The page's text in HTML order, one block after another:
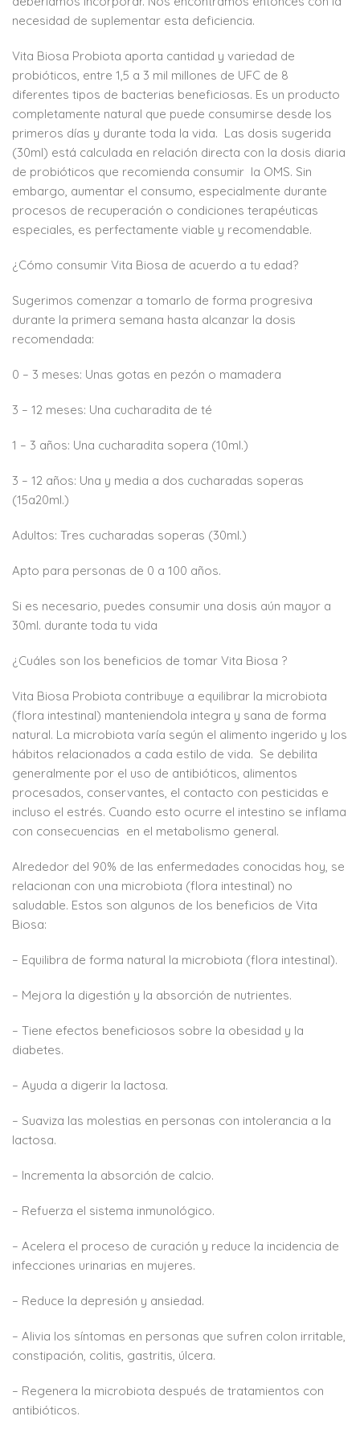
necesidad de suplementar esta deficiencia.
Vita Biosa Probiota aporta cantidad y variedad de
probióticos, entre 1,5 a 3 mil millones de UFC de 8
diferentes tipos de bacterias beneficiosas. Es un producto
completamente natural que puede consumirse desde los
primeros días y durante toda la vida. Las dosis sugerida
(30ml) está calculada en relación directa con la dosis diaria
de probióticos que recomienda consumir la OMS. Sin
embargo, aumentar el consumo, especialmente durante
procesos de recuperación o condiciones terapéuticas
especiales, es perfectamente viable y recomendable.
¿Cómo consumir Vita Biosa de acuerdo a tu edad?
Sugerimos comenzar a tomarlo de forma progresiva
durante la primera semana hasta alcanzar la dosis
recomendada:
0 – 3 meses: Unas gotas en pezón o mamadera
3 – 12 meses: Una cucharadita de té
1 – 3 años: Una cucharadita sopera (10ml.)
3 – 12 años: Una y media a dos cucharadas soperas
(15a20ml.)
Adultos: Tres cucharadas soperas (30ml.)
Apto para personas de 0 a 100 años.
Si es necesario, puedes consumir una dosis aún mayor a
30ml. durante toda tu vida
¿Cuáles son los beneficios de tomar Vita Biosa ?
Vita Biosa Probiota contribuye a equilibrar la microbiota
(flora intestinal) manteniendola integra y sana de forma
natural. La microbiota varía según el alimento ingerido y los
hábitos relacionados a cada estilo de vida. Se debilita
generalmente por el uso de antibióticos, alimentos
procesados, conservantes, el contacto con pesticidas e
incluso el estrés. Cuando esto ocurre el intestino se inflama
con consecuencias en el metabolismo general.
Alrededor del 90% de las enfermedades conocidas hoy, se
relacionan con una microbiota (flora intestinal) no
saludable. Estos son algunos de los beneficios de Vita
Biosa:
– Equilibra de forma natural la microbiota (flora intestinal).
– Mejora la digestión y la absorción de nutrientes.
– Tiene efectos beneficiosos sobre la obesidad y la
diabetes.
– Ayuda a digerir la lactosa.
– Suaviza las molestias en personas con intolerancia a la
lactosa.
– Incrementa la absorción de calcio.
– Refuerza el sistema inmunológico.
– Acelera el proceso de curación y reduce la incidencia de
infecciones urinarias en mujeres.
– Reduce la depresión y ansiedad.
– Alivia los síntomas en personas que sufren colon irritable,
constipación, colitis, gastritis, úlcera.
– Regenera la microbiota después de tratamientos con
antibióticos.